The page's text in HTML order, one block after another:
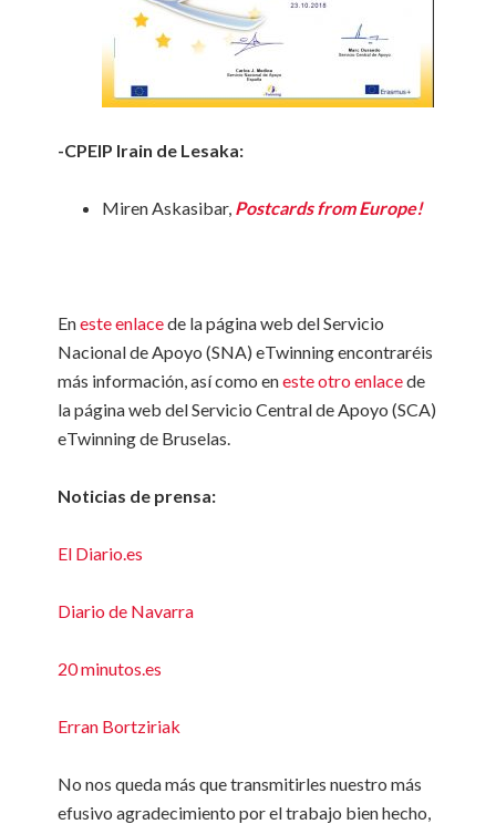
-CPEIP Irain de Lesaka:
Miren Askasibar, Postcardsfrom Europe!
Eneste enlacede la página web del Servicio
Nacional de Apoyo (SNA) eTwinning encontraréis
más información, así como eneste otro enlacede
la página web del Servicio Central de Apoyo (SCA)
eTwinning de Bruselas.
Noticias de prensa:
El Diario.es
Diario de Navarra
20 minutos.es
Erran Bortziriak
No nos queda más que transmitirles nuestro más
efusivo agradecimiento por el trabajo bien hecho,